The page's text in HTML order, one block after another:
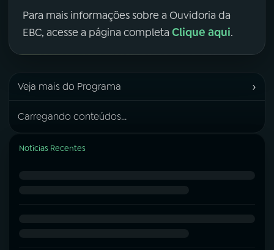
Para mais informações sobre a Ouvidoria da
EBC, acesse a página completa Clique aqui.
Veja mais do Programa ›
Carregando conteúdos...
Notícias Recentes